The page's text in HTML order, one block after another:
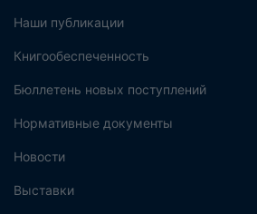
Наши публикации
Книгообеспеченность
Бюллетень новых поступлений
Нормативные документы
Новости
Выставки